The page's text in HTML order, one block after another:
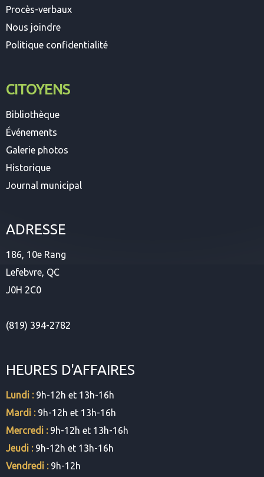
Procès-verbaux
Nous joindre
Politique confidentialité
CITOYENS
Bibliothèque
Événements
Galerie photos
Historique
Journal municipal
ADRESSE
186, 10e Rang
Lefebvre, QC
J0H 2C0
(819) 394-2782
HEURES D'AFFAIRES
Lundi : 9h-12h et 13h-16h
Mardi : 9h-12h et 13h-16h
Mercredi : 9h-12h et 13h-16h
Jeudi : 9h-12h et 13h-16h
Vendredi : 9h-12h